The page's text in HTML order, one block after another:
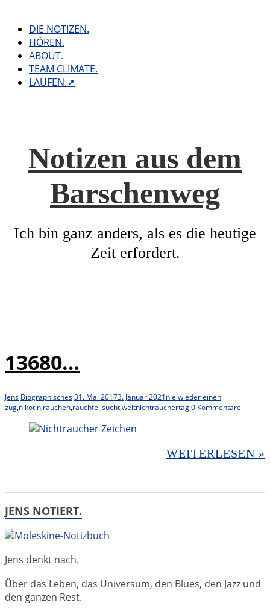
contentDIE NOTIZEN.
HÖREN.
ABOUT.
TEAM CLIMATE.
LAUFEN.➚
Notizen aus dem
Barschenweg
Ich bin ganz anders, als es die heutige
Zeit erfordert.
13680…
Jens Biographisches31. Mai 20173. Januar 2021nie wieder einen
zug,nikotin,rauchen,rauchfei,sucht,weltnichtrauchertag0 Kommentare
WEITERLESEN »
JENS NOTIERT.
Jens denkt nach.
Über das Leben, das Universum, den Blues, den Jazz und
den ganzen Rest.